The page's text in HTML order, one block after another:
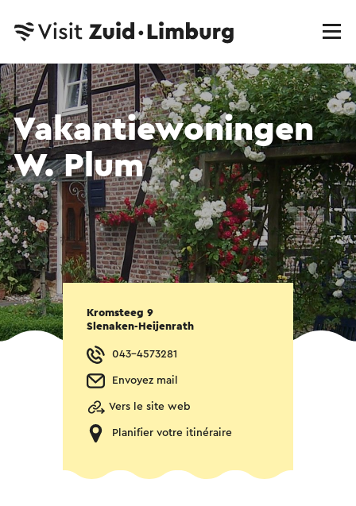
Vakantiewoningen
W. Plum
Kromsteeg 9
Slenaken-Heijenrath
043-4573281
Envoyez mail
Vers le site web
Planifier votre itinéraire